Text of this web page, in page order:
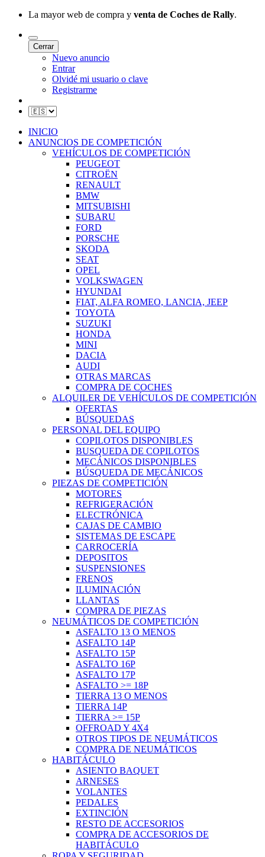
La mayor web de compra y venta de Coches de Rally.
Cerrar
Nuevo anuncio
Entrar
Olvidé mi usuario o clave
Registrarme
INICIO
ANUNCIOS DE COMPETICIÓN
VEHÍCULOS DE COMPETICIÓN
PEUGEOT
CITROËN
RENAULT
BMW
MITSUBISHI
SUBARU
FORD
PORSCHE
SKODA
SEAT
OPEL
VOLKSWAGEN
HYUNDAI
FIAT, ALFA ROMEO, LANCIA, JEEP
TOYOTA
SUZUKI
HONDA
MINI
DACIA
AUDI
OTRAS MARCAS
COMPRA DE COCHES
ALQUILER DE VEHÍCULOS DE COMPETICIÓN
OFERTAS
BÚSQUEDAS
PERSONAL DEL EQUIPO
COPILOTOS DISPONIBLES
BUSQUEDA DE COPILOTOS
MECÁNICOS DISPONIBLES
BÚSQUEDA DE MECÁNICOS
PIEZAS DE COMPETICIÓN
MOTORES
REFRIGERACIÓN
ELECTRÓNICA
CAJAS DE CAMBIO
SISTEMAS DE ESCAPE
CARROCERÍA
DEPOSITOS
SUSPENSIONES
FRENOS
ILUMINACIÓN
LLANTAS
COMPRA DE PIEZAS
NEUMÁTICOS DE COMPETICIÓN
ASFALTO 13 O MENOS
ASFALTO 14P
ASFALTO 15P
ASFALTO 16P
ASFALTO 17P
ASFALTO >= 18P
TIERRA 13 O MENOS
TIERRA 14P
TIERRA >= 15P
OFFROAD Y 4X4
OTROS TIPOS DE NEUMÁTICOS
COMPRA DE NEUMÁTICOS
HABITÁCULO
ASIENTO BAQUET
ARNESES
VOLANTES
PEDALES
EXTINCIÓN
RESTO DE ACCESORIOS
COMPRA DE ACCESORIOS DE
HABITÁCULO